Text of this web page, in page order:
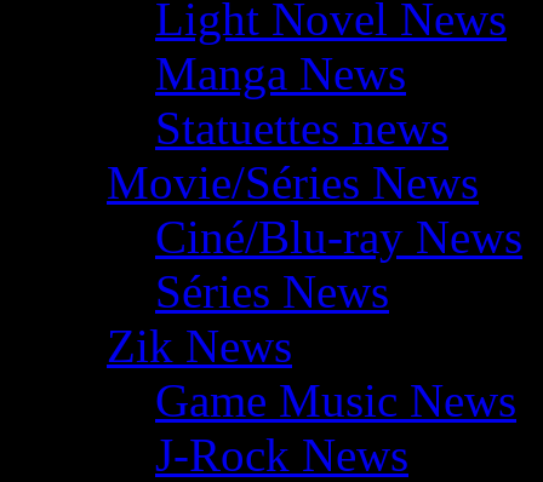
Light Novel News
Manga News
Statuettes news
Movie/Séries News
Ciné/Blu-ray News
Séries News
Zik News
Game Music News
J-Rock News